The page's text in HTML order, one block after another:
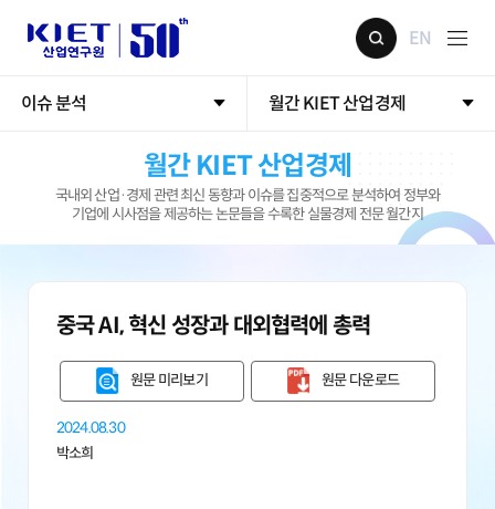
EN
이슈 분석 월간 KIET 산업경제
월간 KIET 산업경제
국내외 산업·경제 관련 최신 동향과 이슈를 집중적으로 분석하여 정부와
기업에 시사점을 제공하는 논문들을 수록한 실물경제 전문 월간지
중국 AI, 혁신 성장과 대외협력에 총력
원문 미리보기 원문 다운로드
2024.08.30
박소희